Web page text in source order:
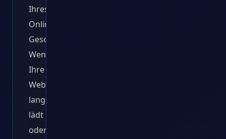
Ihres
Online-
Geschäfts.
Wenn
Ihre
Website
langsam
lädt
oder